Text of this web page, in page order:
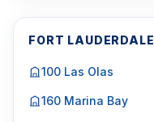
FORT LAUDERDALE
100 Las Olas
160 Marina Bay